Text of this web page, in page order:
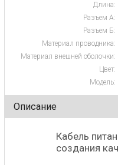
Длина:
Разъем А:
Разъем Б:
Материал проводника:
Материал внешней оболочки:
Цвет:
Модель:
Описание
Кабель
создания